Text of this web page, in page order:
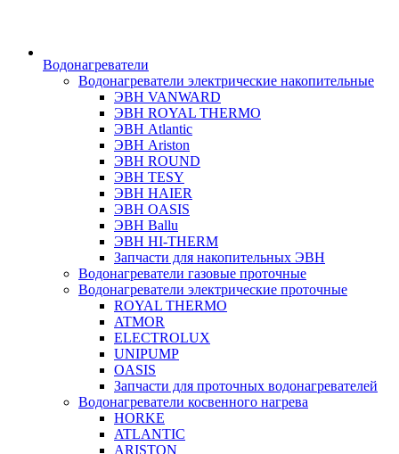
Водонагреватели
Водонагреватели электрические накопительные
ЭВН VANWARD
ЭВН ROYAL THERMO
ЭВН Atlantic
ЭВН Ariston
ЭВН ROUND
ЭВН TESY
ЭВН HAIER
ЭВН OASIS
ЭВН Ballu
ЭВН HI-THERM
Запчасти для накопительных ЭВН
Водонагреватели газовые проточные
Водонагреватели электрические проточные
ROYAL THERMO
ATMOR
ELECTROLUX
UNIPUMP
OASIS
Запчасти для проточных водонагревателей
Водонагреватели косвенного нагрева
HORKE
ATLANTIC
ARISTON